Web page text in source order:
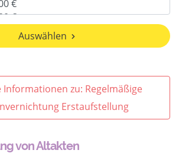
Auswählen
Informationen zu: Regelmäßige
Erstaufstellung
von Altakten